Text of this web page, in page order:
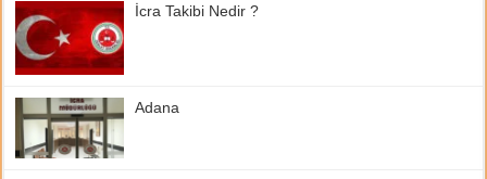
İcra Takibi Nedir ?
Adana